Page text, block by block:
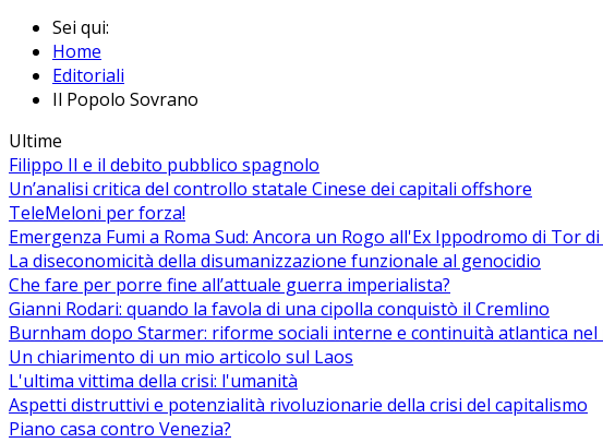
Sei qui:
Home
Editoriali
Il Popolo Sovrano
Ultime
Filippo II e il debito pubblico spagnolo
Un’analisi critica del controllo statale Cinese dei capitali offshore
TeleMeloni per forza!
Emergenza Fumi a Roma Sud: Ancora un Rogo all'Ex Ippodromo di Tor
La diseconomicità della disumanizzazione funzionale al genocidio
Che fare per porre fine all’attuale guerra imperialista?
Gianni Rodari: quando la favola di una cipolla conquistò il Cremlino
Burnham dopo Starmer: riforme sociali interne e continuità atlantica
Un chiarimento di un mio articolo sul Laos
L'ultima vittima della crisi: l'umanità
Aspetti distruttivi e potenzialità rivoluzionarie della crisi del capitalismo
Piano casa contro Venezia?